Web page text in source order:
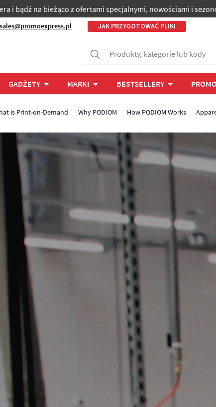
i bądź na bieżąco z ofertami specjalnymi, nowościami i
sales@promoexpress.pl JAK PRZYGOTOWAĆ PLIKI
Produkty, kategorie lub kody
GADŻETY MARKI BESTSELLERY
is Print-on-Demand Why PODIOM How PODIOM Works